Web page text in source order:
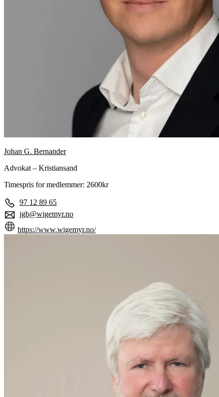
Johan G. Bernander
Advokat – Kristiansand
Timespris for medlemmer: 2600kr
97 12 89 65
jgb@wigemyr.no
https://www.wigemyr.no/